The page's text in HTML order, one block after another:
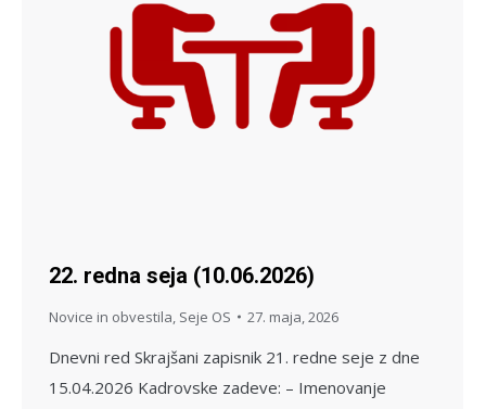
22. redna seja (10.06.2026)
Novice in obvestila Seje OS 27. maja, 2026
Dnevni red Skrajšani zapisnik 21. redne seje z dne
15.04.2026 Kadrovske zadeve: – Imenovanje